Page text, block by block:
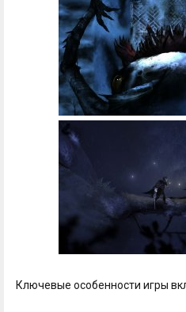
Ключевые особенности игры